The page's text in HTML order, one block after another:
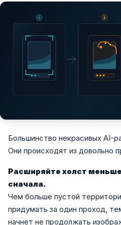
Большинство некрасивых AI-
Они происходят из довольно
Расширяйте холст
сначала.
Чем больше пустой
придумать за один проход,
начнет не продолжать